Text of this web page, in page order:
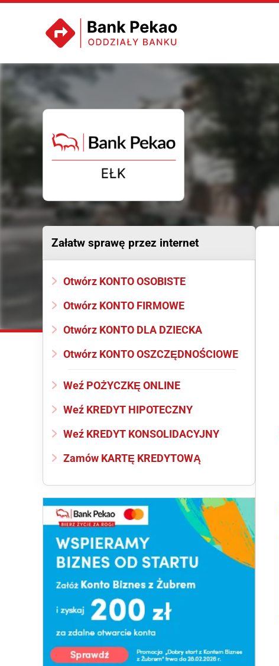
Załatw sprawę przez internet
Otwórz KONTO OSOBISTE
Otwórz KONTO FIRMOWE
Otwórz KONTO DLA DZIECKA
Otwórz KONTO OSZCZĘDNOŚCIOWE
Weź POŻYCZKĘ ONLINE
Weź KREDYT HIPOTECZNY
Weź KREDYT KONSOLIDACYJNY
Zamów KARTĘ KREDYTOWĄ